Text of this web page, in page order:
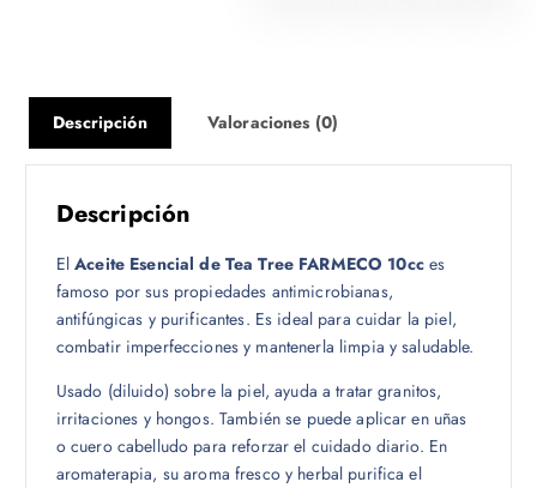
Descripción Valoraciones (0)
Descripción
ElAceite Esencial de Tea Tree FARMECO 10cces
famoso por sus propiedades antimicrobianas,
antifúngicas y purificantes. Es ideal para cuidar la piel,
combatir imperfecciones y mantenerla limpia y saludable.
Usado (diluido) sobre la piel, ayuda a tratar granitos,
irritaciones y hongos. También se puede aplicar en uñas
o cuero cabelludo para reforzar el cuidado diario. En
aromaterapia, su aroma fresco y herbal purifica el